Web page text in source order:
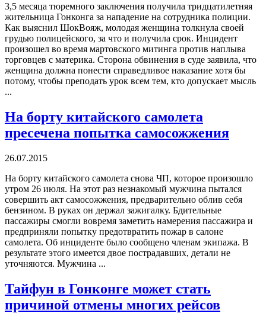
3,5 месяца тюремного заключения получила тридцатилетняя
жительница Гонконга за нападение на сотрудника полиции.
Как выяснил ШокВояж, молодая женщина толкнула своей
грудью полицейского, за что и получила срок. Инцидент
произошел во время мартовского митинга против наплыва
торговцев с материка. Сторона обвинения в суде заявила, что
женщина должна понести справедливое наказание хотя бы
потому, чтобы преподать урок всем тем, кто допускает мысль
...
На борту китайского самолета
пресечена попытка самосожжения
26.07.2015
На борту китайского самолета снова ЧП, которое произошло
утром 26 июля. На этот раз незнакомый мужчина пытался
совершить акт самосожжения, предварительно облив себя
бензином. В руках он держал зажигалку. Бдительные
пассажиры смогли вовремя заметить намерения пассажира и
предприняли попытку предотвратить пожар в салоне
самолета. Об инциденте было сообщено членам экипажа. В
результате этого имеется двое пострадавших, детали не
уточняются. Мужчина ...
Тайфун в Гонконге может стать
причиной отмены многих рейсов